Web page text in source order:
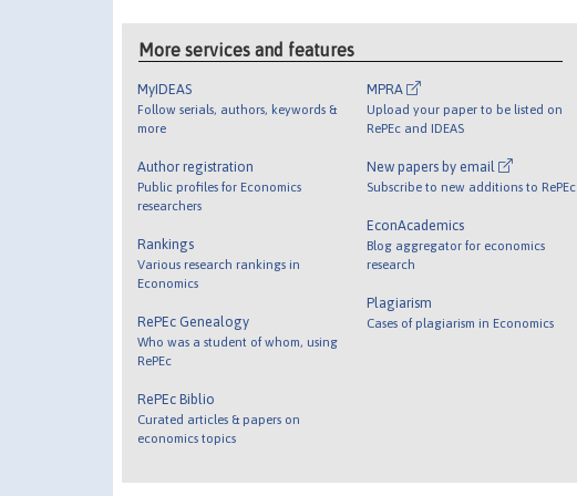
More services and features
MyIDEAS
Follow serials, authors, keywords &
more
Author registration
Public profiles for Economics
researchers
Rankings
Various research rankings in
Economics
RePEc Genealogy
Who was a student of whom, using
RePEc
RePEc Biblio
Curated articles & papers on
economics topics
MPRA
Upload your paper to be listed on
RePEc and IDEAS
New papers by email
Subscribe to new additions to RePEc
EconAcademics
Blog aggregator for economics
research
Plagiarism
Cases of plagiarism in Economics